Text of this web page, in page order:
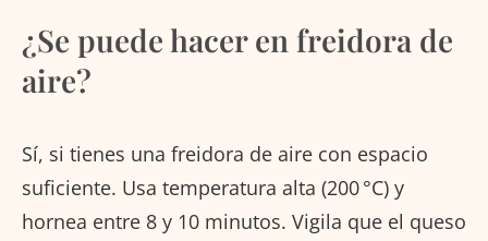
¿Se puede hacer en freidora de
aire?
Sí, si tienes una freidora de aire con espacio
suficiente. Usa temperatura alta (200 °C) y
hornea entre 8 y 10 minutos. Vigila que el queso